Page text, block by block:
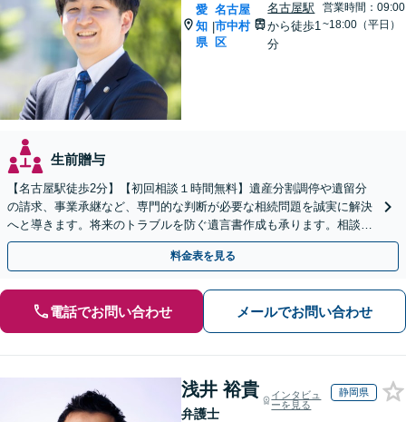
愛
知
県
|
名古屋
市中村
区
名古屋駅
から徒歩1
分
営業時間：09:00
~18:00（平日）
生前贈与
【名古屋駅徒歩2分】【初回相談１時間無料】遺産分割調停や遺留分
の請求、事業承継など、専門的な判断が必要な相続問題を誠実に解決
へと導きます。将来のトラブルを防ぐ遺言書作成も承ります。相談し
て良かったとのお声あり。まずは一度ご相談ください。
料金表を見る
電話でお問い合わせ メールでお問い合わせ
浅井 裕貴
弁護士
インタビュ
ーを見る
静岡県